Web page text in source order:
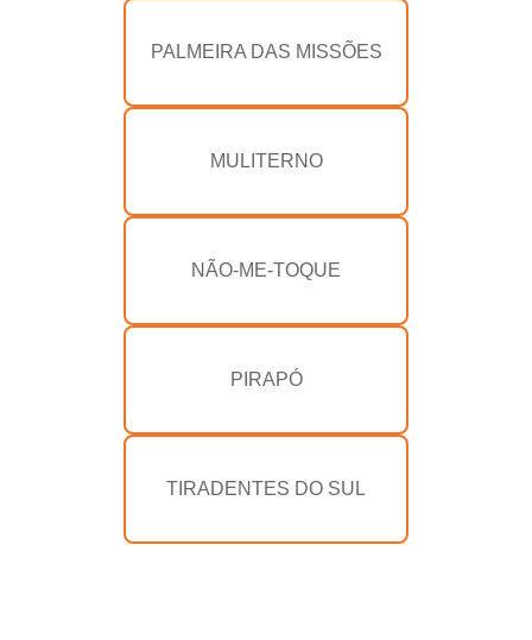
PALMEIRA DAS MISSÕES
MULITERNO
NÃO-ME-TOQUE
PIRAPÓ
TIRADENTES DO SUL